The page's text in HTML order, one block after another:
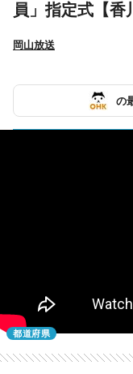
員」指定式【香
岡山放送
の
都道府県